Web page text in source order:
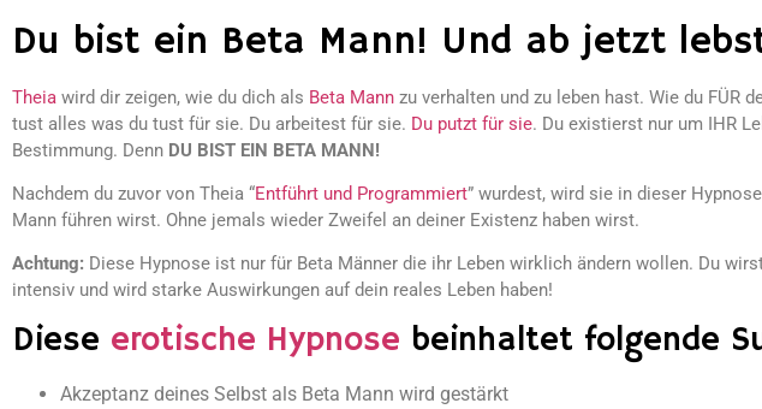
Du bist ein Beta Mann! Und ab jetzt
Theia wird dir zeigen, wie du dich als Beta Mann zu verhalten und zu leben hast. Wie du FÜR
tust alles was du tust für sie. Du arbeitest für sie. Du putzt für sie. Du existierst nur um IHR
Bestimmung. Denn DU BIST EIN BETA MANN!
Nachdem du zuvor von Theia “Entführt und Programmiert” wurdest, wird sie in dieser
Mann führen wirst. Ohne jemals wieder Zweifel an deiner Existenz haben wirst.
Achtung: Diese Hypnose ist nur für Beta Männer die ihr Leben wirklich ändern wollen. Du
intensiv und wird starke Auswirkungen auf dein reales Leben haben!
Diese erotische Hypnose beinhaltet folgende
Akzeptanz deines Selbst als Beta Mann wird gestärkt